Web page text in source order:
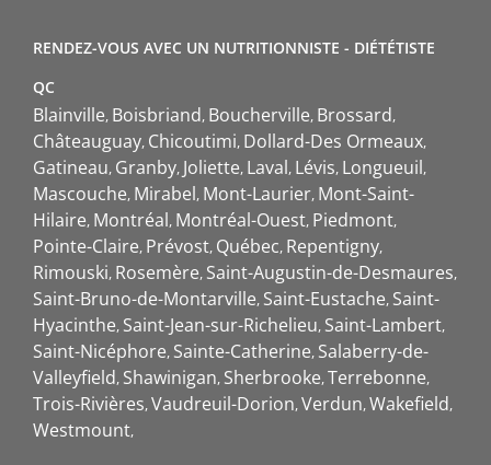
RENDEZ-VOUS AVEC UN NUTRITIONNISTE - DIÉTÉTISTE
QC
Blainville Boisbriand Boucherville Brossard
Châteauguay Chicoutimi Dollard-Des Ormeaux
Gatineau Granby Joliette Laval Lévis Longueuil
Mascouche Mirabel Mont-Laurier Mont-Saint-
Hilaire Montréal Montréal-Ouest Piedmont
Pointe-Claire Prévost Québec Repentigny
Rimouski Rosemère Saint-Augustin-de-Desmaures
Saint-Bruno-de-Montarville Saint-Eustache Saint-
Hyacinthe Saint-Jean-sur-Richelieu Saint-Lambert
Saint-Nicéphore Sainte-Catherine Salaberry-de-
Valleyfield Shawinigan Sherbrooke Terrebonne
Trois-Rivières Vaudreuil-Dorion Verdun Wakefield
Westmount